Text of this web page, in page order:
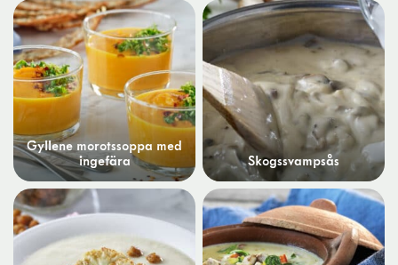
Gyllene morotssoppa med
ingefära
Skogssvampsås